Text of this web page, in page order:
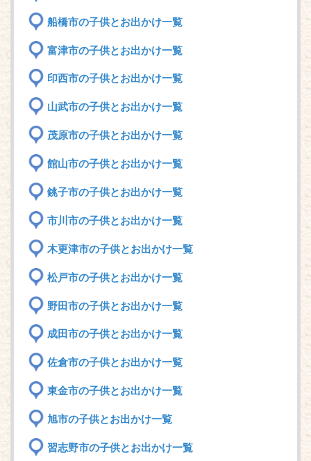
船橋市の子供とお出かけ一覧
富津市の子供とお出かけ一覧
印西市の子供とお出かけ一覧
山武市の子供とお出かけ一覧
茂原市の子供とお出かけ一覧
館山市の子供とお出かけ一覧
銚子市の子供とお出かけ一覧
市川市の子供とお出かけ一覧
木更津市の子供とお出かけ一覧
松戸市の子供とお出かけ一覧
野田市の子供とお出かけ一覧
成田市の子供とお出かけ一覧
佐倉市の子供とお出かけ一覧
東金市の子供とお出かけ一覧
旭市の子供とお出かけ一覧
習志野市の子供とお出かけ一覧